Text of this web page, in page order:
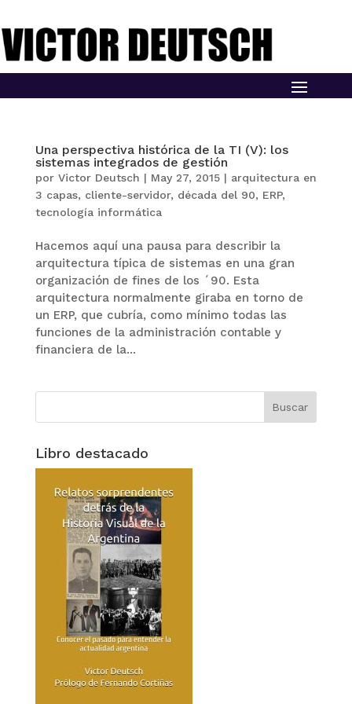
Una perspectiva histórica de la TI (V): los
sistemas integrados de gestión
por Victor Deutsch | May 27, 2015| arquitectura en
3 capas, cliente-servidor, década del 90, ERP,
tecnología informática
Hacemos aquí una pausa para describir la
arquitectura típica de sistemas en una gran
organización de fines de los ´90. Esta
arquitectura normalmente giraba en torno de
un ERP, que cubría, como mínimo todas las
funciones de la administración contable y
financiera de la...
Libro destacado